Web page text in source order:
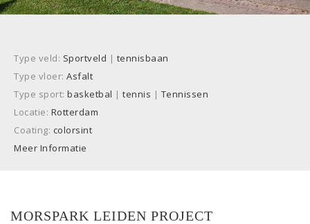
Type veld: Sportveld | tennisbaan
Type vloer: Asfalt
Type sport: basketbal | tennis | Tennissen
Locatie: Rotterdam
Coating: colorsint
Meer Informatie
MORSPARK LEIDEN PROJECT